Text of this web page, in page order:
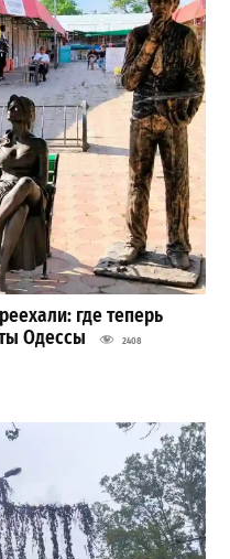
где теперь
Одессы
2408